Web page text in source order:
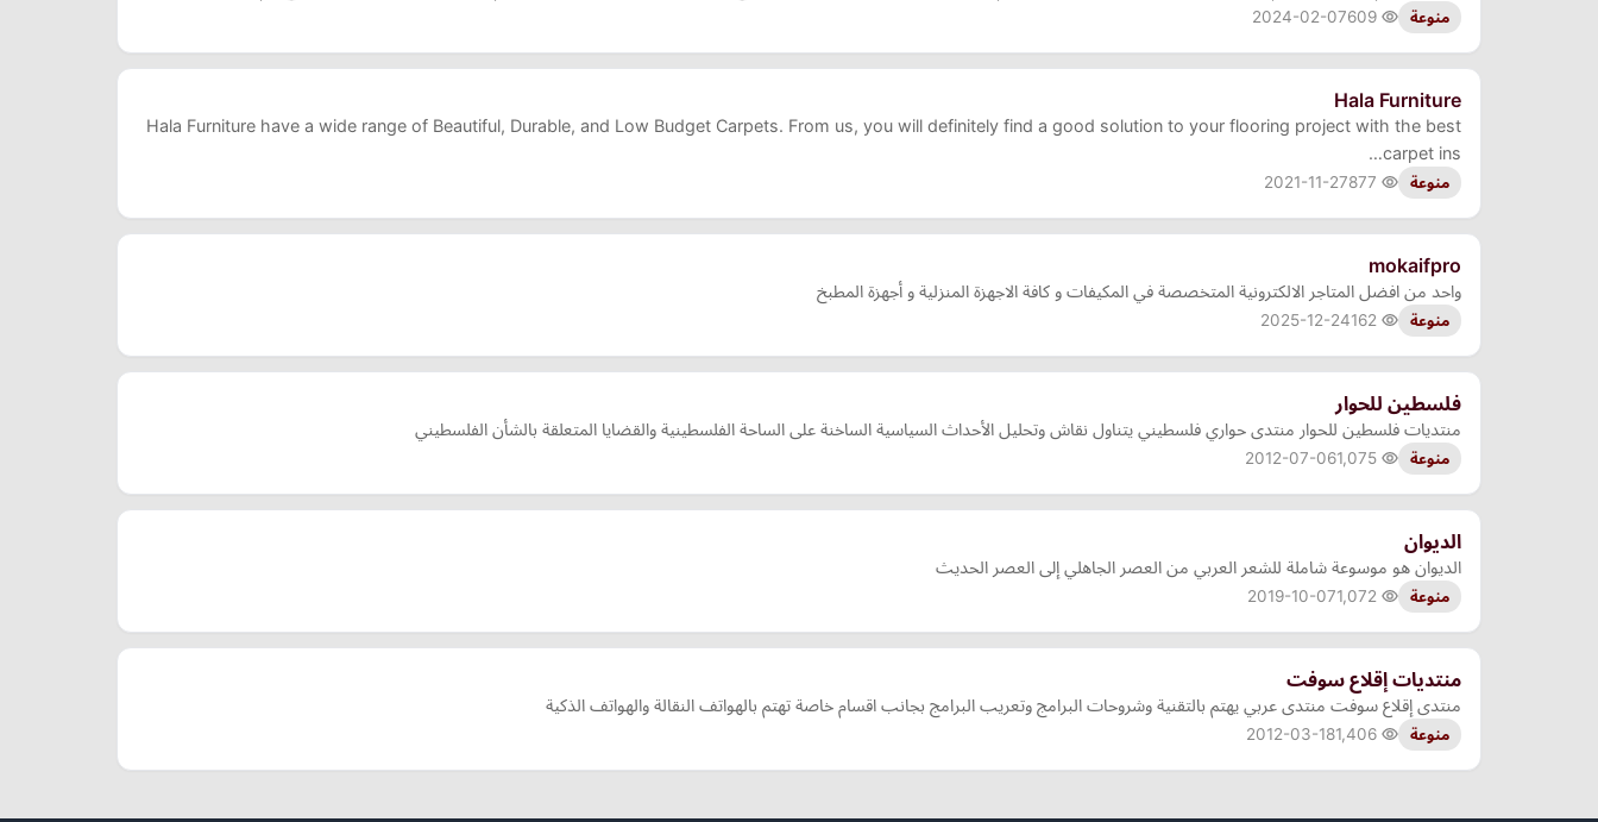
منوعة 2024-02-07
Hala Furniture
Hala Furniture have a wide range of Beautiful, Durable, and Low Budget Carpets. From us, you will definitely find a good solution to your flooring project with the best
carpet ins…
منوعة 2021-11-27
mokaifpro
واحد من افضل المتاجر الالكترونية المتخصصة في المكيفات و كافة الاجهزة المنزلية و أجهزة المطبخ
منوعة 2025-12-24
فلسطين للحوار
منتديات فلسطين للحوار منتدى حواري فلسطيني يتناول نقاش وتحليل الأحداث السياسية الساخنة على الساحة الفلسطينية والقضايا المتعلقة بالشأن الفلسطيني
منوعة 2012-07-06
الديوان
الديوان هو موسوعة شاملة للشعر العربي من العصر الجاهلي إلى العصر الحديث
منوعة 2019-10-07
منتديات إقلاع سوفت
منتدى إقلاع سوفت منتدى عربي يهتم بالتقنية وشروحات البرامج وتعريب البرامج بجانب اقسام خاصة تهتم بالهواتف النقالة والهواتف الذكية
منوعة 2012-03-18